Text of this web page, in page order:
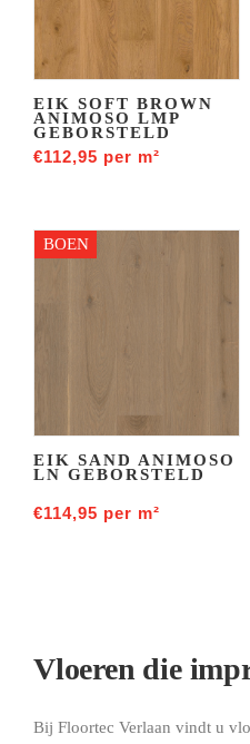
EIK SOFT BROWN
ANIMOSO LMP
GEBORSTELD
€112,95 per m²
BOEN
EIK SAND ANIMOSO
LN GEBORSTELD
€114,95 per m²
Vloeren die
Bij Floortec Verlaan vindt u